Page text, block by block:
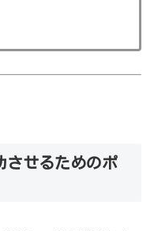
させるためのポ